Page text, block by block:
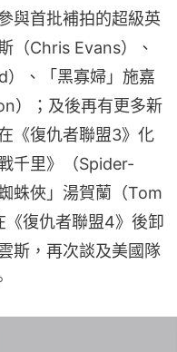
與首批補拍的超級英
（Chris Evans）、
）、「黑寡婦」施嘉
）；及後再有更多新
《復仇者聯盟3》化
千里》（Spider-
蛛俠」湯賀蘭（Tom
復仇者聯盟4》後卸
斯，再次談及美國隊